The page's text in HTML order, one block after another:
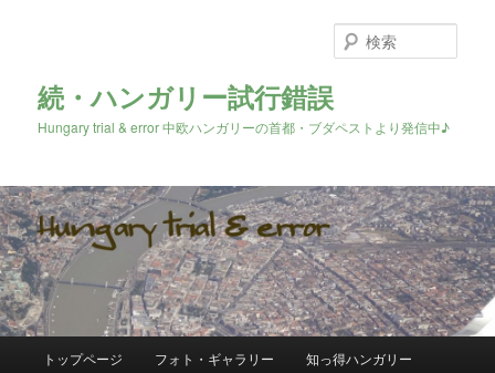
続・ハンガリー試行錯誤
Hungary trial & error 中欧ハンガリーの首都・ブダペストより発信中♪
索
メ
サ
トップページ フォト・ギャラリー 知っ得ハンガリー